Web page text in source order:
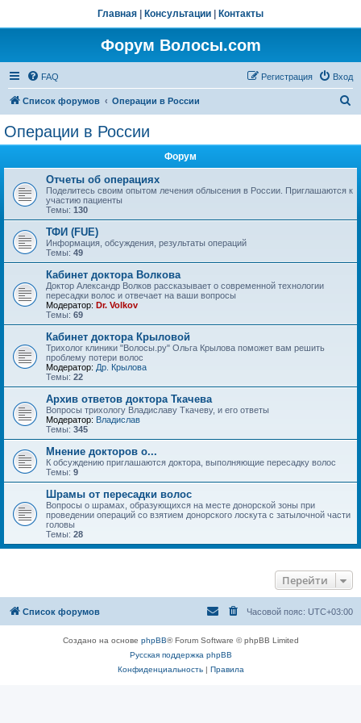
Главная Консультации Контакты
Форум Волосы.com
FAQ Вход
Регистрация
Список форумов Операции в России
Операции в России
Форум
Отчеты об операциях
Поделитесь своим опытом лечения облысения в России. Приглашаются к
участию пациенты
Темы: 130
ТФИ (FUE)
Информация, обсуждения, результаты операций
Темы: 49
Кабинет доктора Волкова
Доктор Александр Волков рассказывает о современной технологии
пересадки волос и отвечает на ваши вопросы
Модератор: Dr. Volkov
Темы: 69
Кабинет доктора Крыловой
Трихолог клиники "Волосы.ру" Ольга Крылова поможет вам решить
проблему потери волос
Модератор: Др. Крылова
Темы: 22
Архив ответов доктора Ткачева
Вопросы трихологу Владиславу Ткачеву, и его ответы
Модератор: Владислав
Темы: 345
Мнение докторов о...
К обсуждению приглашаются доктора, выполняющие пересадку волос
Темы: 9
Шрамы от пересадки волос
Вопросы о шрамах, образующихся на месте донорской зоны при
проведении операций со взятием донорского лоскута с затылочной части
головы
Темы: 28
Перейти
Список форумов Часовой пояс: UTC+03:00
Создано на основе phpBB® Forum Software © phpBB Limited
Русская поддержка phpBB
Конфиденциальность| Правила